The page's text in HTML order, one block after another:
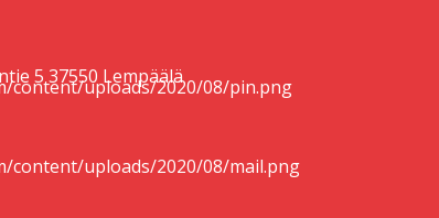
5 37550 Lempäälä